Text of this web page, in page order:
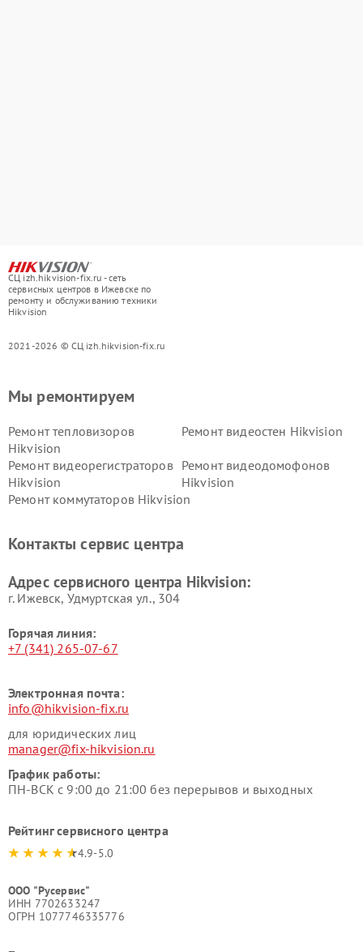
СЦ izh.hikvision-fix.ru - сеть
сервисных центров в Ижевске по
ремонту и обслуживанию техники
Hikvision
2021-2026 © СЦ izh.hikvision-fix.ru
Мы ремонтируем
Ремонт тепловизоров
Hikvision
Ремонт видеостен Hikvision
Ремонт видеорегистраторов
Hikvision
Ремонт видеодомофонов
Hikvision
Ремонт коммутаторов Hikvision
Контакты сервис центра
Адрес сервисного центра Hikvision:
г. Ижевск, Удмуртская ул., 304
Горячая линия:
+7 (341) 265-07-67
Электронная почта:
info@hikvision-fix.ru
для юридических лиц
manager@fix-hikvision.ru
График работы:
ПН-ВСК с 9:00 до 21:00 без перерывов и выходных
Рейтинг сервисного центра
4.9-5.0
ООО "Русервис"
ИНН 7702633247
ОГРН 1077746335776